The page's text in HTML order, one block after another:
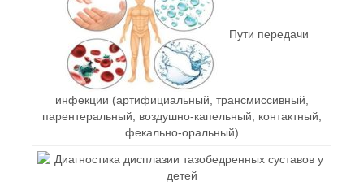
Пути передачи
инфекции (артифициальный, трансмиссивный,
парентеральный, воздушно-капельный, контактный,
фекально-оральный)